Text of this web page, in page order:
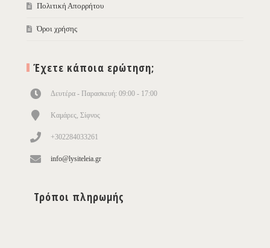
Πολιτική Απορρήτου
Όροι χρήσης
Έχετε κάποια ερώτηση;
Δευτέρα - Παρασκευή: 09:00 - 17:00
Καμάρες, Σίφνος
+302284033261
info@lysiteleia.gr
Τρόποι πληρωμής